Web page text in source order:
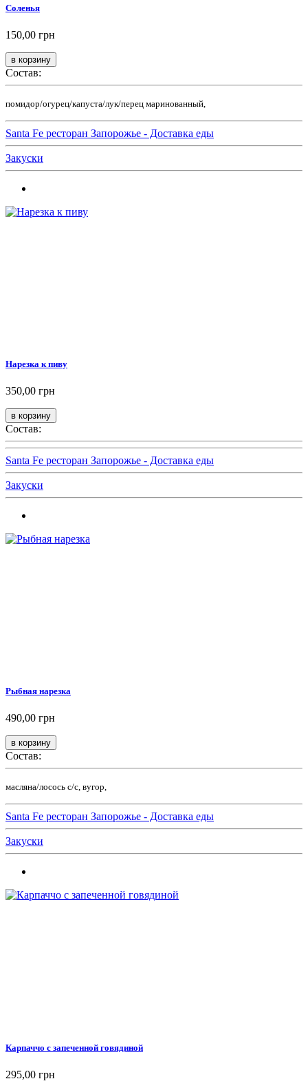
Соленья
150,00 грн
Состав:
помидор/огурец/капуста/лук/перец маринованный,
Santa Fe ресторан Запорожье - Доставка еды
Закуски
Нарезка к пиву
350,00 грн
Состав:
Santa Fe ресторан Запорожье - Доставка еды
Закуски
Рыбная нарезка
490,00 грн
Состав:
масляна/лосось с/с, вугор,
Santa Fe ресторан Запорожье - Доставка еды
Закуски
Карпаччо с запеченной говядиной
295,00 грн